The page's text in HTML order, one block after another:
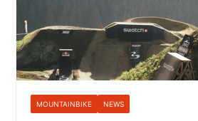
MOUNTAINBIKE NEWS